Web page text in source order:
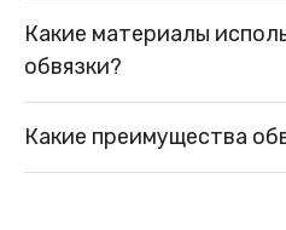
которая соединяет
служит для передачи
Какие материалы
обвязки?
горячекатаные швеллеры из
Какие преимущества